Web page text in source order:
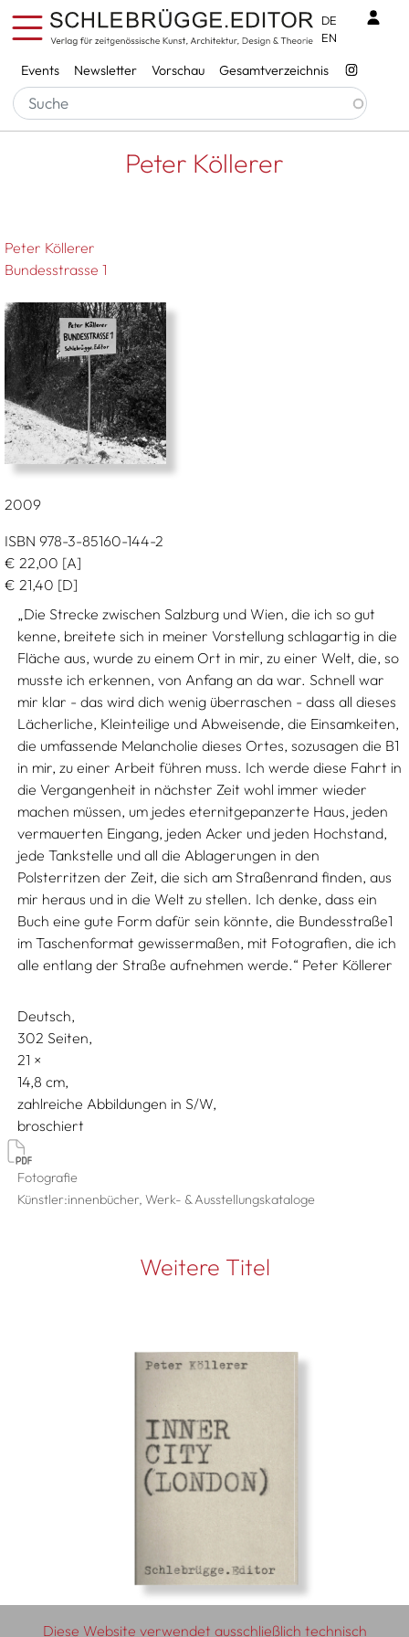
Direkt zum Inhalt
Services
Events Newsletter Vorschau Gesamtverzeichnis
DE
EN
Pfadnavigation
Startseite Peter Köllerer
Peter Köllerer
Peter Köllerer
Bundesstrasse 1
2009
ISBN 978-3-85160-144-2
€ 22,00 [A]
€ 21,40 [D]
„Die Strecke zwischen Salzburg und Wien, die ich so gut
kenne, breitete sich in meiner Vorstellung schlagartig in die
Fläche aus, wurde zu einem Ort in mir, zu einer Welt, die, so
musste ich erkennen, von Anfang an da war. Schnell war
mir klar - das wird dich wenig überraschen - dass all dieses
Lächerliche, Kleinteilige und Abweisende, die Einsamkeiten,
die umfassende Melancholie dieses Ortes, sozusagen die B1
in mir, zu einer Arbeit führen muss. Ich werde diese Fahrt in
die Vergangenheit in nächster Zeit wohl immer wieder
machen müssen, um jedes eternitgepanzerte Haus, jeden
vermauerten Eingang, jeden Acker und jeden Hochstand,
jede Tankstelle und all die Ablagerungen in den
Polsterritzen der Zeit, die sich am Straßenrand finden, aus
mir heraus und in die Welt zu stellen. Ich denke, dass ein
Buch eine gute Form dafür sein könnte, die Bundesstraße1
im Taschenformat gewissermaßen, mit Fotografien, die ich
alle entlang der Straße aufnehmen werde.“ Peter Köllerer
Deutsch
302 Seiten,
21
14,8
zahlreiche Abbildungen in S/W
broschiert
Fotografie
Künstler:innenbücher, Werk- & Ausstellungskataloge
Weitere Titel
Diese Website verwendet ausschließlich technisch